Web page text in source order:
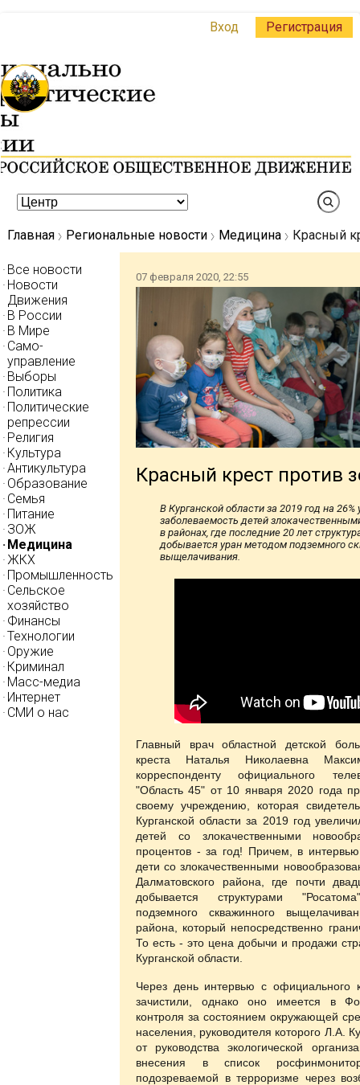
Вход Регистрация
Главная Региональные новости Медицина Красный
Все новости
Новости
Движения
В России
В Мире
Само-
управление
Выборы
Политика
Политические
репрессии
Религия
Культура
Антикультура
Образование
Семья
Питание
ЗОЖ
Медицина
ЖКХ
Промышленность
Сельское
хозяйство
Финансы
Технологии
Оружие
Криминал
Масс-медиа
Интернет
СМИ о нас
07 февраля 2020, 22:55
Красный крест против
В Курганской области за 2019 год на 26%
заболеваемость детей
в районах, где последние 20 лет
добывается уран методом подземного
выщелачивания.
Главный врач областной детской
креста Наталья Николаевна
корреспонденту официального
"Область 45" от 10 января 2020 года
своему учреждению, которая
Курганской области за 2019 год
детей со злокачественными
процентов - за год! Причем, в
дети со злокачественными
Далматовского района, где почти
добывается структурами
подземного скважинного
района, который непосредственно
То есть - это цена добычи и продажи
Курганской области.
Через день интервью с официального
зачистили, однако оно имеется в
контроля за состоянием окружающей
населения, руководителя которого Л.А.
от руководства экологической
внесения в список
подозреваемой в терроризме через